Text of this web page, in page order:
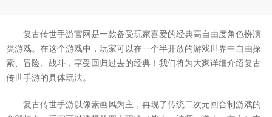
复古传世手游官网是一款备受玩家喜爱的经典高自由度角色扮演
类游戏。在这个游戏中，玩家可以在一个半开放的游戏世界中自由探
索、冒险、战斗，享受回归过去的经典！我们将为大家详细介绍复古
传世手游的具体玩法。
复古传世手游以像素画风为主，再现了传统二次元回合制游戏的